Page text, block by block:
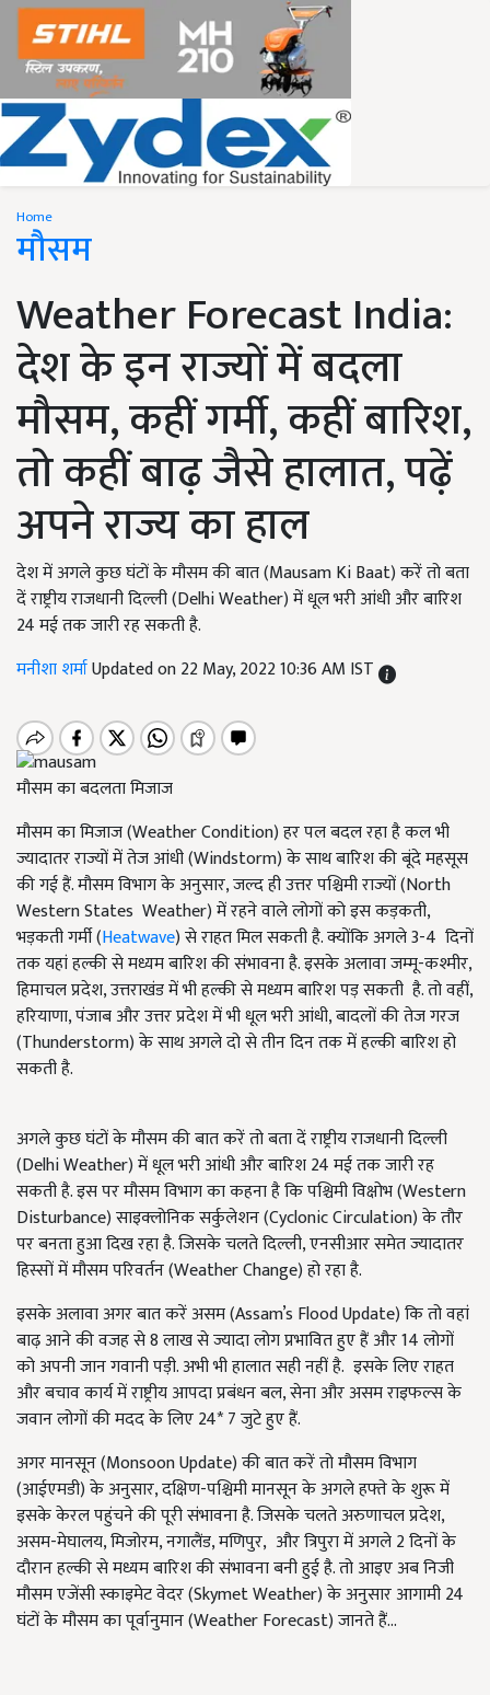
Home
मौसम
Weather Forecast India:
देश के इन राज्यों में बदला
मौसम, कहीं गर्मी, कहीं बारिश,
तो कहीं बाढ़ जैसे हालात, पढ़ें
अपने राज्य का हाल
देश में अगले कुछ घंटों के मौसम की बात (Mausam Ki Baat) करें तो बता
दें राष्ट्रीय राजधानी दिल्ली (Delhi Weather) में धूल भरी आंधी और बारिश
24 मई तक जारी रह सकती है.
मनीशा शर्माUpdated on 22 May, 2022 10:36 AM IST
मौसम का बदलता मिजाज
मौसम का मिजाज (Weather Condition) हर पल बदल रहा है कल भी
ज्यादातर राज्यों में तेज आंधी (Windstorm) के साथ बारिश की बूंदे महसूस
की गई हैं. मौसम विभाग के अनुसार, जल्द ही उत्तर पश्चिमी राज्यों (North
Western States Weather) में रहने वाले लोगों को इस कड़कती,
भड़कती गर्मी (Heatwave) से राहत मिल सकती है. क्योंकि अगले 3-4 दिनों
तक यहां हल्की से मध्यम बारिश की संभावना है. इसके अलावा जम्मू-कश्मीर,
हिमाचल प्रदेश, उत्तराखंड में भी हल्की से मध्यम बारिश पड़ सकती है. तो वहीं,
हरियाणा, पंजाब और उत्तर प्रदेश में भी धूल भरी आंधी, बादलों की तेज गरज
(Thunderstorm) के साथ अगले दो से तीन दिन तक में हल्की बारिश हो
सकती है.
अगले कुछ घंटों के मौसम की बात करें तो बता दें राष्ट्रीय राजधानी दिल्ली
(Delhi Weather) में धूल भरी आंधी और बारिश 24 मई तक जारी रह
सकती है. इस पर मौसम विभाग का कहना है कि पश्चिमी विक्षोभ (Western
Disturbance) साइक्लोनिक सर्कुलेशन (Cyclonic Circulation) के तौर
पर बनता हुआ दिख रहा है. जिसके चलते दिल्ली, एनसीआर समेत ज्यादातर
हिस्सों में मौसम परिवर्तन (Weather Change) हो रहा है.
इसके अलावा अगर बात करें असम (Assam’s Flood Update) कि तो वहां
बाढ़ आने की वजह से 8 लाख से ज्यादा लोग प्रभावित हुए हैं और 14 लोगों
को अपनी जान गवानी पड़ी. अभी भी हालात सही नहीं है. इसके लिए राहत
और बचाव कार्य में राष्ट्रीय आपदा प्रबंधन बल, सेना और असम राइफल्स के
जवान लोगों की मदद के लिए 24* 7 जुटे हुए हैं.
अगर मानसून (Monsoon Update) की बात करें तो मौसम विभाग
(आईएमडी) के अनुसार, दक्षिण-पश्चिमी मानसून के अगले हफ्ते के शुरू में
इसके केरल पहुंचने की पूरी संभावना है. जिसके चलते अरुणाचल प्रदेश,
असम-मेघालय, मिजोरम, नगालैंड, मणिपुर, और त्रिपुरा में अगले 2 दिनों के
दौरान हल्की से मध्यम बारिश की संभावना बनी हुई है. तो आइए अब निजी
मौसम एजेंसी स्काइमेट वेदर (Skymet Weather) के अनुसार आगामी 24
घंटों के मौसम का पूर्वानुमान (Weather Forecast) जानते हैं...